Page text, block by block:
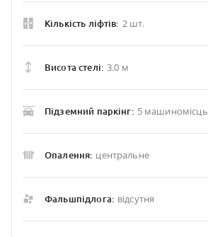
Кількість ліфтів: 2 шт.
Висота стелі: 3.0 м
Підземний паркінг: 5 машиномісць
Опалення: центральне
Фальшпідлога: відсутня